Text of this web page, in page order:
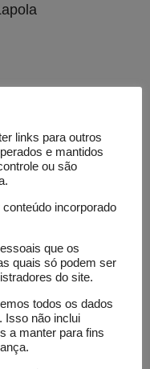
could shield the
effects of
productivity
a topic of debate
and drought
project seeks to
how the
the resilience of
it sustains,
it offers. To
links para outros
e mantidos
ou são
incorporado
que os
quais só podem ser
do site.
todos os dados
Isso não inclui
a manter para fins